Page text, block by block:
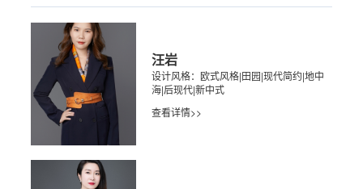
汪岩
设计风格：欧式风格|田园|现代简约|地中
海|后现代|新中式
查看详情>>